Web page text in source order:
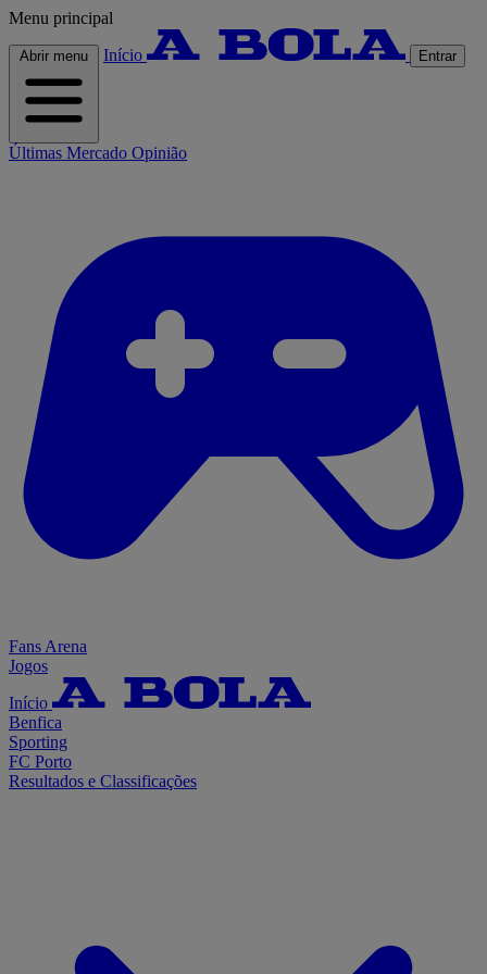
Menu principal
Abrir menu Início Entrar
Últimas Mercado Opinião
Fans Arena
Jogos
Início
Benfica
Sporting
FC Porto
Resultados e Classificações